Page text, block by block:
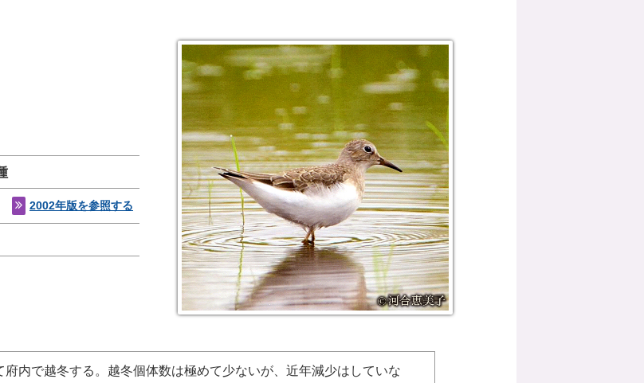
2002年版を参照する
府内で越冬する。越冬個体数は極めて少ないが、近年減少はしていな